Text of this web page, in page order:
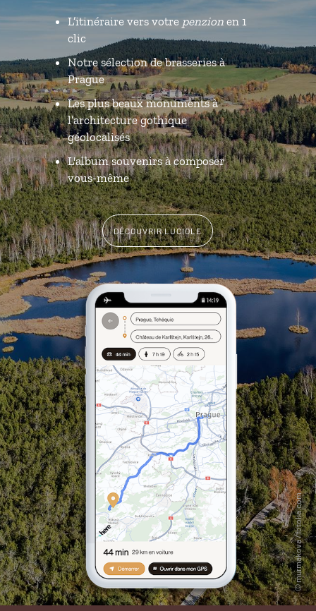
L’itinéraire vers votre penzion en 1
clic
Notre sélection de brasseries à
Prague
Les plus beaux monuments à
l’architecture gothique
géolocalisés
L'album souvenirs à composer
vous-même
DÉCOUVRIR LUCIOLE